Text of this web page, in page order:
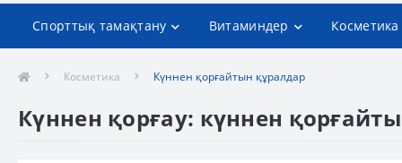
Спорттық тамақтану Витаминдер Косметика
Косметика Күннен қорғайтын құралдар
Күннен қорғау: күннен